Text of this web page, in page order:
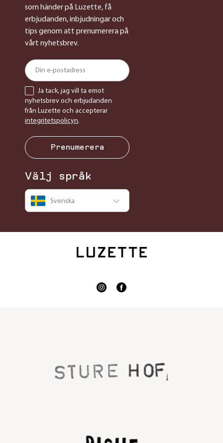
som händer på Luzette, få
erbjudanden, inbjudningar och
tips genom att prenumerera på
vårt nyhetsbrev.
Ja tack, jag vill ta emot
nyhetsbrev och erbjudanden
från Luzette och accepterar
integritetspolicyn.
Prenumerera
Välj språk
Svenska